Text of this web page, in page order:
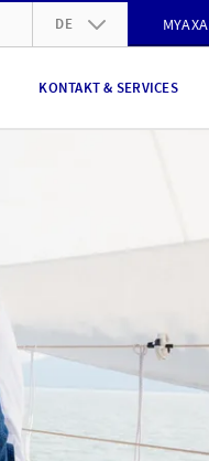
DE
KONTAKT & SERVICES